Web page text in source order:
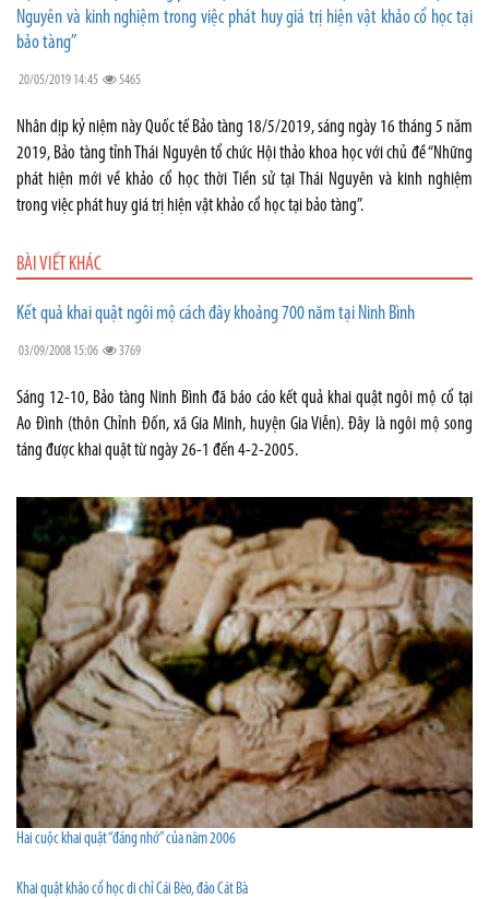
Nguyên và kinh nghiệm trong việc phát huy giá trị hiện vật khảo cổ học tại
bảo tàng”
20/05/2019 14:45 5465
Nhân dịp kỷ niệm này Quốc tế Bảo tàng 18/5/2019, sáng ngày 16 tháng 5 năm
2019, Bảo tàng tỉnh Thái Nguyên tổ chức Hội thảo khoa học với chủ đề “Những
phát hiện mới về khảo cổ học thời Tiền sử tại Thái Nguyên và kinh nghiệm
trong việc phát huy giá trị hiện vật khảo cổ học tại bảo tàng”.
BÀI VIẾT KHÁC
Kết quả khai quật ngôi mộ cách đây khoảng 700 năm tại Ninh Bình
03/09/2008 15:06 3769
Sáng 12-10, Bảo tàng Ninh Bình đã báo cáo kết quả khai quật ngôi mộ cổ tại
Ao Đình (thôn Chỉnh Đốn, xã Gia Minh, huyện Gia Viễn). Đây là ngôi mộ song
táng được khai quật từ ngày 26-1 đến 4-2-2005.
Hai cuộc khai quật “đáng nhớ” của năm 2006
Khai quật khảo cổ học di chỉ Cái Bèo, đảo Cát Bà